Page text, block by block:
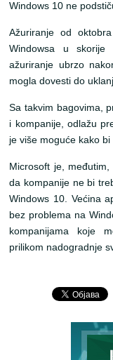
Windows 10 ne
Ažuriranje od
Windowsa u
ažuriranje ubrzo
mogla dovesti do
Sa takvim bagovima,
i kompanije, odlažu
je više moguće kako
Microsoft je,
da kompanije ne bi
Windows 10. Većina
bez problema na
kompanijama koje
prilikom nadogradnje